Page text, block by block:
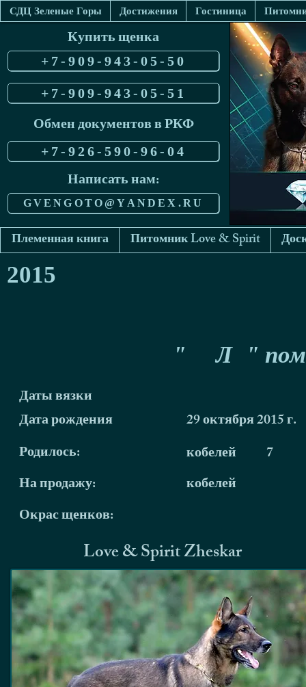
СДЦ Зеленые Горы Достижения Гостиница
Купить щенка
+7-909-943-05-50
+7-909-943-05-51
Обмен документов в РКФ
+7-926-590-96-04
Написать нам:
GVENGOTO@YANDEX.RU
Племенная книга Питомник Love & Spirit
2015
" Л "
Даты вязки
Дата рождения
29 октября 2015 г.
Родилось:
кобелей
7
На продажу:
кобелей
Окрас щенков:
Love & Spirit Zheskar